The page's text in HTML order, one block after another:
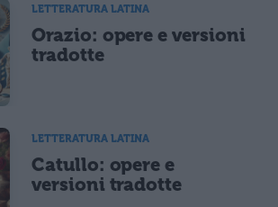
LETTERATURA LATINA
Orazio: opere e versioni
tradotte
LETTERATURA LATINA
Catullo: opere e
versioni tradotte